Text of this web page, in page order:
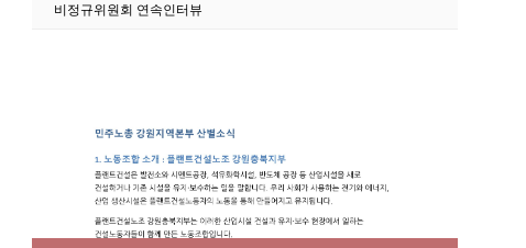
비정규위원회 연속인터뷰
[성명] 막을 수 있었던 죽음, HL만도가 책임져